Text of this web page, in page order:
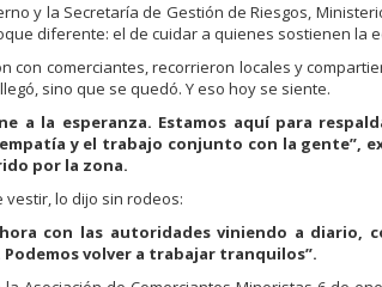
y la Secretaría de Gestión de Riesgos,
diferente: el de cuidar a quienes sostienen la
con comerciantes, recorrieron locales y
sino que se quedó. Y eso hoy se siente.
a la esperanza. Estamos aquí para
y el trabajo conjunto con la gente”,
por la zona.
vestir, lo dijo sin rodeos:
con las autoridades viniendo a diario,
volver a trabajar tranquilos”.